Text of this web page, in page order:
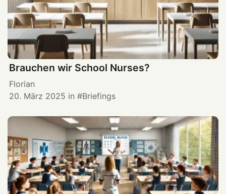
Brauchen wir School Nurses?
Florian
20. März 2025 in Briefings